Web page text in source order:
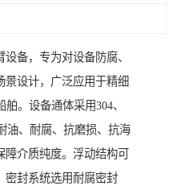
备，专为对设备防腐、
景设计，广泛应用于精细
。设备通体采用304、
油、耐腐、抗磨损、抗海
介质纯度。浮动结构可
密封系统选用耐腐密封